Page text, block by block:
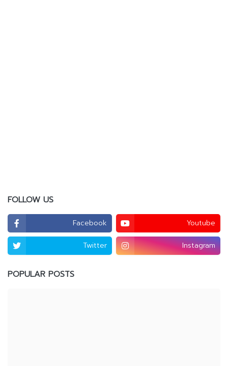
FOLLOW US
Facebook Youtube
Twitter Instagram
POPULAR POSTS